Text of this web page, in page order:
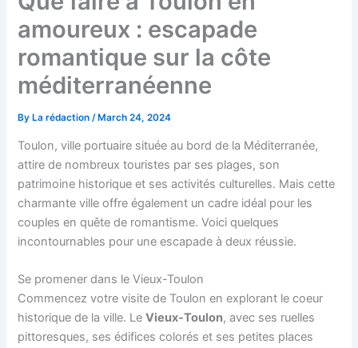
amoureux : escapade
romantique sur la côte
méditerranéenne
ByLa rédaction /March 24, 2024
Toulon, ville portuaire située au bord de la Méditerranée,
attire de nombreux touristes par ses plages, son
patrimoine historique et ses activités culturelles. Mais cette
charmante ville offre également un cadre idéal pour les
couples en quête de romantisme. Voici quelques
incontournables pour une escapade à deux réussie.
Se promener dans le Vieux-Toulon
Commencez votre visite de Toulon en explorant le coeur
historique de la ville. LeVieux-Toulon, avec ses ruelles
pittoresques, ses édifices colorés et ses petites places